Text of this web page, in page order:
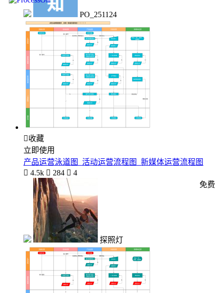
PO_251124
收藏
立即使用
产品运营泳道图_活动运营流程图_新媒体运营流程图
 4.5k  284  4
探照灯
免费